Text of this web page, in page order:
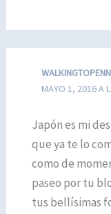
MAYO 1, 2016 A
Japón es mi
que ya te lo
como de
paseo por tu
tus bellísimas